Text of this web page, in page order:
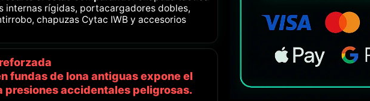
internas rígidas, portacargadores dobles,
chapuzas Cytac IWB y accesorios
fundas de lona antiguas expone el
presiones accidentales peligrosas.